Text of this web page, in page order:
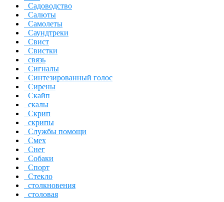
Садоводство
Салюты
Самолеты
Саундтреки
Свист
Свистки
связь
Сигналы
Синтезированный голос
Сирены
Скайп
скалы
Скрип
скрипы
Службы помощи
Смех
Снег
Собаки
Спорт
Стекло
столкновения
столовая